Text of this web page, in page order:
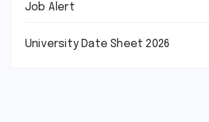
Job Alert
University Date Sheet 2026